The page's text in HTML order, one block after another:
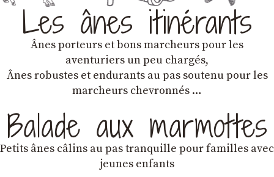
Les ânes itinérants
Ânes porteurs et bons marcheurs pour les
aventuriers un peu chargés,
Ânes robustes et endurants au pas soutenu pour les
marcheurs chevronnés …
Balade aux marmottes
Petits ânes câlins au pas tranquille pour familles avec
jeunes enfants